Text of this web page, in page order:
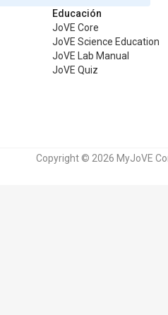
Educación
JoVE Core
JoVE Science Education
JoVE Lab Manual
JoVE Quiz
Copyright © 2026 MyJoVE